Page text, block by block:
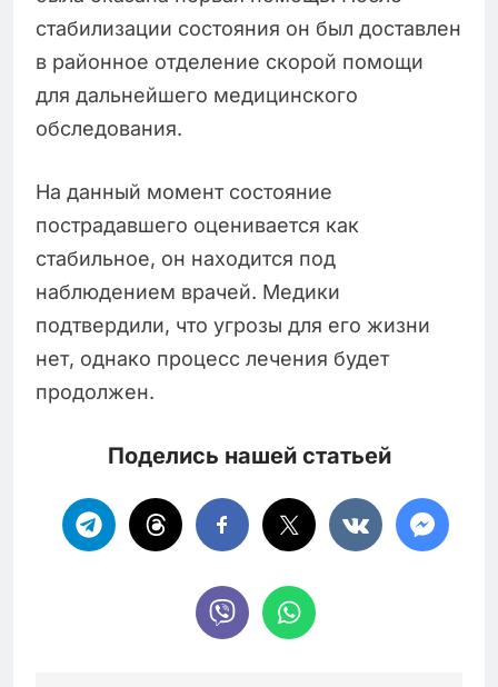
стабилизации состояния он был доставлен
в районное отделение скорой помощи
для дальнейшего медицинского
обследования.
На данный момент состояние
пострадавшего оценивается как
стабильное, он находится под
наблюдением врачей. Медики
подтвердили, что угрозы для его жизни
нет, однако процесс лечения будет
продолжен.
Поделись нашей статьей